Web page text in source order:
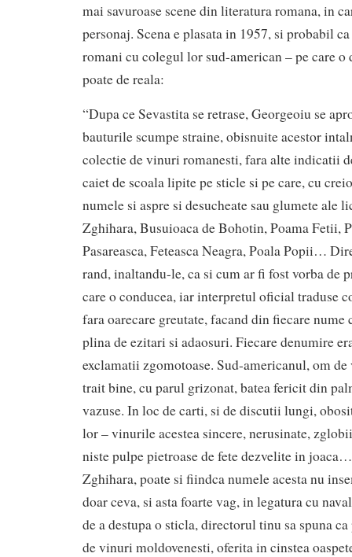
mai savuroase scene din literatura romana, in
personaj. Scena e plasata in 1957, si probabil
romani cu colegul lor sud-american – pe care o
poate de reala:
“Dupa ce Sevastita se retrase, Georgeoiu se
bauturile scumpe straine, obisnuite acestor
colectie de vinuri romanesti, fara alte indicatii
caiet de scoala lipite pe sticle si pe care, cu
numele si aspre si desucheate sau glumete ale
Zghihara, Busuioaca de Bohotin, Poama Fetii,
Pasareasca, Feteasca Neagra, Poala Popii…
rand, inaltandu-le, ca si cum ar fi fost vorba de
care o conducea, iar interpretul oficial traduse
fara oarecare greutate, facand din fiecare nume
plina de ezitari si adaosuri. Fiecare denumire
exclamatii zgomotoase. Sud-americanul, om
trait bine, cu parul grizonat, batea fericit din
vazuse. In loc de carti, si de discutii lungi,
lor – vinurile acestea sincere, nerusinate,
niste pulpe pietroase de fete dezvelite in
Zghihara, poate si fiindca numele acesta nu
doar ceva, si asta foarte vag, in legatura cu
de a destupa o sticla, directorul tinu sa spuna
de vinuri moldovenesti, oferita in cinstea